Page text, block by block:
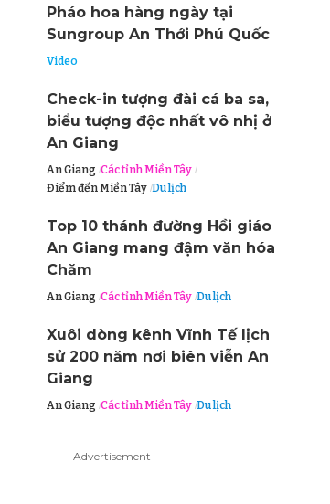
Pháo hoa hàng ngày tại
Sungroup An Thới Phú Quốc
Video
Check-in tượng đài cá ba sa,
biểu tượng độc nhất vô nhị ở
An Giang
An Giang Các tỉnh Miền Tây
Điểm đến Miền Tây Du lịch
Top 10 thánh đường Hồi giáo
An Giang mang đậm văn hóa
Chăm
An Giang Các tỉnh Miền Tây Du lịch
Xuôi dòng kênh Vĩnh Tế lịch
sử 200 năm nơi biên viễn An
Giang
An Giang Các tỉnh Miền Tây Du lịch
- Advertisement -